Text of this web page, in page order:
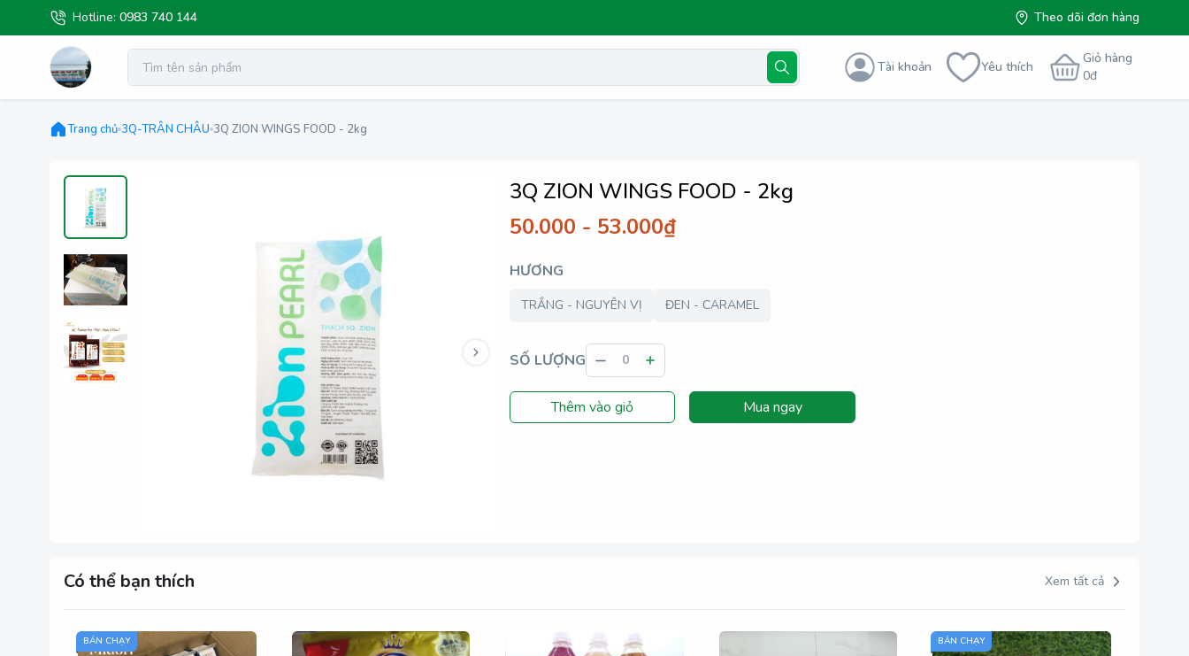
Hotline: 0983 740 144 Theo dõi đơn hàng
Tài khoản Yêu thích
Giỏ hàng
0đ
Trang chủ 3Q-TRÂN CHÂU 3Q ZION WINGS FOOD - 2kg
3Q ZION WINGS FOOD - 2kg
50.000 - 53.000₫
HƯƠNG
TRẮNG - NGUYÊN VỊ ĐEN - CARAMEL
SỐ LƯỢNG
Thêm vào giỏ Mua ngay
Có thể bạn thích Xem tất cả
BÁN CHẠY BÁN CHẠY